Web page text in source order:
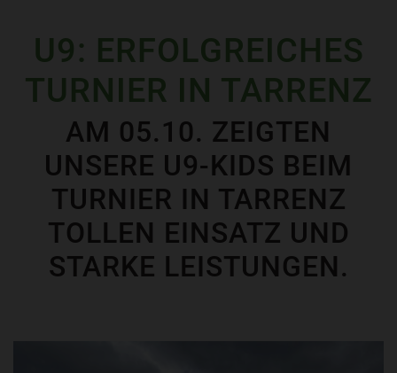
U9: ERFOLGREICHES
TURNIER IN TARRENZ
AM 05.10. ZEIGTEN
UNSERE U9-KIDS BEIM
TURNIER IN TARRENZ
TOLLEN EINSATZ UND
STARKE LEISTUNGEN.